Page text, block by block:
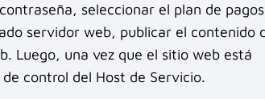
seleccionar el plan de
servidor web, publicar el contenido
Luego, una vez que el sitio web está
control del Host de Servicio.